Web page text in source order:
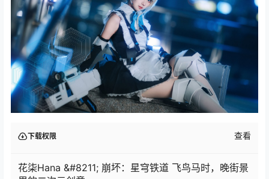
下载权限 查看
花柒Hana &#8211; 崩坏：星穹铁道 飞鸟马时，晚街景